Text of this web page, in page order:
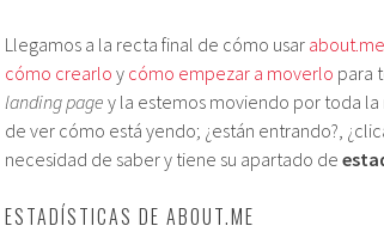
Llegamos a la recta final de cómo usar about.me
cómo crearlo y cómo empezar a moverlo para
landing page y la estemos moviendo por toda
de ver cómo está yendo; ¿están entrando?,
necesidad de saber y tiene su apartado de
ESTADÍSTICAS DE ABOUT.ME